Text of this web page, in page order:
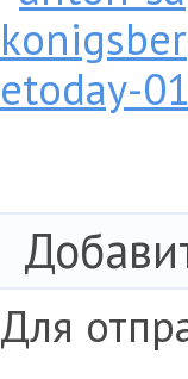
Для